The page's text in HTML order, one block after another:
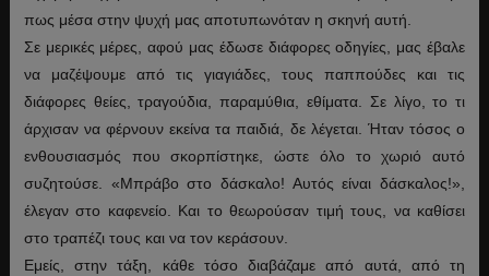
πως μέσα στην ψυχή μας αποτυπωνόταν η σκηνή αυτή.
Σε μερικές μέρες, αφού μας έδωσε διάφορες οδηγίες, μας έβαλε
να μαζέψουμε από τις γιαγιάδες, τους παππούδες και τις
διάφορες θείες, τραγούδια, παραμύθια, εθίματα. Σε λίγο, το τι
άρχισαν να φέρνουν εκείνα τα παιδιά, δε λέγεται. Ήταν τόσος ο
ενθουσιασμός που σκορπίστηκε, ώστε όλο το χωριό αυτό
συζητούσε. «Μπράβο στο δάσκαλο! Αυτός είναι δάσκαλος!»,
έλεγαν στο καφενείο. Και το θεωρούσαν τιμή τους, να καθίσει
στο τραπέζι τους και να τον κεράσουν.
Εμείς, στην τάξη, κάθε τόσο διαβάζαμε από αυτά, από τη